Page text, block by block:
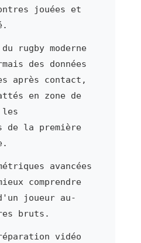
jouées et
rugby moderne
des données
après contact,
en zone de
les
de la première
avancées
comprendre
joueur au-
bruts.
vidéo